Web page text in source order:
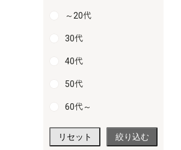
～20代
30代
40代
50代
60代～
リセット 絞り込む